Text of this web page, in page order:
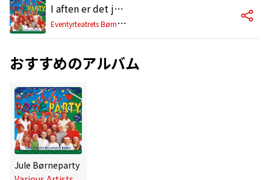
I aften er det juleaften
E
ventyrteatrets Børn/Cecilie Stenspil/Anette Eildal/Louise Mathiasen
おすすめのアルバム
Jule Børneparty